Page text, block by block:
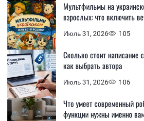
Июль 31, 2026 105
Мультфильмы на
взрослых: что включить
Июль 31, 2026 106
Сколько стоит написание
как выбрать автора
Что умеет современный
функции нужны именно